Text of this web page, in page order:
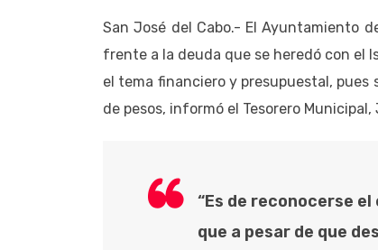
San José del Cabo.- El Ayuntamiento
frente a la deuda que se heredó con el
el tema financiero y presupuestal, pues
de pesos, informó el Tesorero
“Es de reconocerse
que a pesar de que